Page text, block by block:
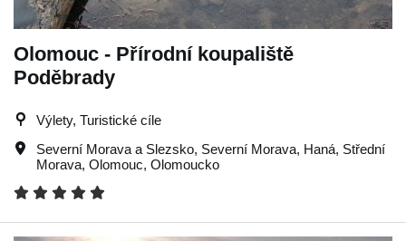
Olomouc - Přírodní koupaliště
Poděbrady
Výlety, Turistické cíle
Severní Morava a Slezsko, Severní Morava, Haná, Střední
Morava, Olomouc, Olomoucko